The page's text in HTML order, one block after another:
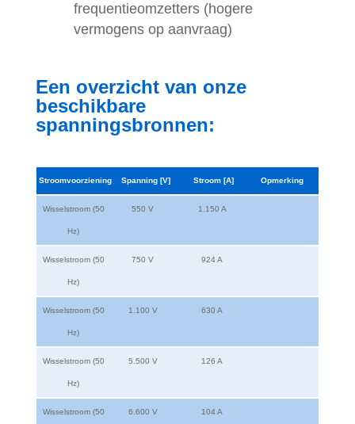
frequentieomzetters (hogere
vermogens op aanvraag)
Een overzicht van onze
beschikbare
spanningsbronnen:
Stroomvoorziening Spanning [V] Stroom [A] Opmerking
Wisselstroom (50
Hz)
550 V 1.150 A
Wisselstroom (50
Hz)
750 V 924 A
Wisselstroom (50
Hz)
1.100 V 630 A
Wisselstroom (50
Hz)
5.500 V 126 A
Wisselstroom (50 6.600 V 104 A